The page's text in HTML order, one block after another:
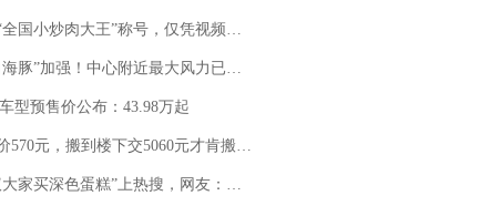
炒肉大王”称号，仅凭视频评出？中国烹饪协会回应
”加强！中心附近最大风力已达15级 最新研判
型预售价公布：43.98万起
元，搬到楼下交5060元才肯搬上楼！女子傻眼了……
家买深色蛋糕”上热搜，网友：天塌了！